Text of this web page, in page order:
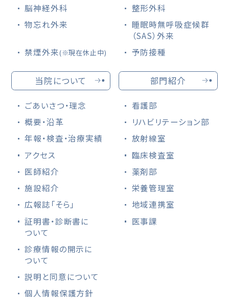
脳神経外科
整形外科
物忘れ外来
睡眠時無呼吸症候群
（SAS）外来
禁煙外来(※現在休止中) 予防接種
当院について
ごあいさつ・理念
概要・沿革
年報・検査・治療実績
アクセス
医師紹介
施設紹介
広報誌「そら」
証明書・診断書に
ついて
診療情報の開示に
ついて
説明と同意について
個人情報保護方針
部門紹介
看護部
リハビリテーション部
放射線室
臨床検査室
薬剤部
栄養管理室
地域連携室
医事課